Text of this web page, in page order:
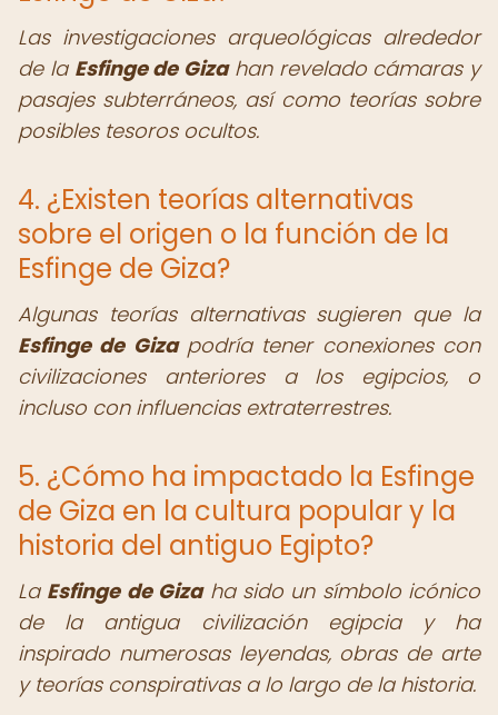
Las investigaciones arqueológicas alrededor
de la Esfinge de Gizahan revelado cámaras y
pasajes subterráneos, así como teorías sobre
posibles tesoros ocultos.
4. ¿Existen teorías alternativas
sobre el origen o la función de la
Esfinge de Giza?
Algunas teorías alternativas sugieren que la
Esfinge de Gizapodría tener conexiones con
civilizaciones anteriores a los egipcios, o
incluso con influencias extraterrestres.
5. ¿Cómo ha impactado la Esfinge
de Giza en la cultura popular y la
historia del antiguo Egipto?
La Esfinge de Gizaha sido un símbolo icónico
de la antigua civilización egipcia y ha
inspirado numerosas leyendas, obras de arte
y teorías conspirativas a lo largo de la historia.